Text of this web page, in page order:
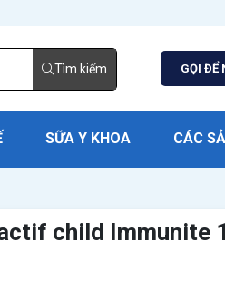
Tìm kiếm GỌI ĐỂ
SỮA Y KHOA CÁC
child Immunite